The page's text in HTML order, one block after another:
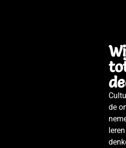
die
de